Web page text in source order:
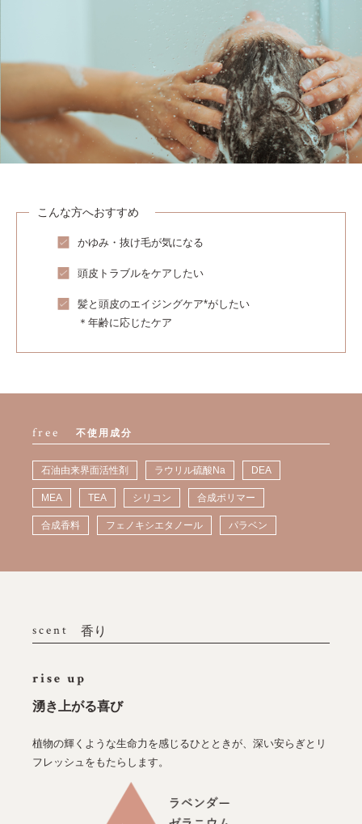
こんな方へおすすめ
かゆみ・抜け毛が気になる
頭皮トラブルをケアしたい
髪と頭皮のエイジングケア*がしたい
＊年齢に応じたケア
free 不使用成分
石油由来界面活性剤 ラウリル硫酸Na DEA
MEA TEA シリコン 合成ポリマー
合成香料 フェノキシエタノール パラベン
scent 香り
rise up
湧き上がる喜び
植物の輝くような生命力を感じるひとときが、深い安らぎとリ
フレッシュをもたらします。